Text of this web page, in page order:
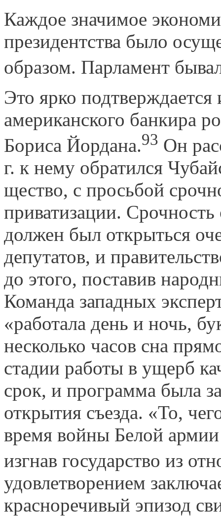
Каждое значимое
президентства было
образом. Парламент
Это ярко
американского банкира
Бориса Йордана.93 Он
г. к нему обратился
щество, с просьбой
приватизации. Срочность
должен был открыться
депутатов, и
до этого, поставив
Команда западных
«работала день и ночь,
несколько часов сна
стадии работы в ущерб
срок, и программа была
открытия съезда. «То,
время войны Белой
изгнав государство из
удовлетворением
красноречивый эпизод